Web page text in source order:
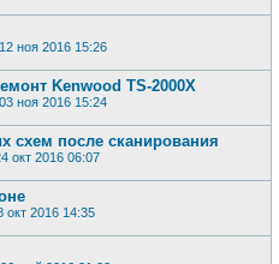
12 ноя 2016 15:26
Kenwood TS-2000X
03 ноя 2016 15:24
схем после сканирования
окт 2016 06:07
окт 2016 14:35